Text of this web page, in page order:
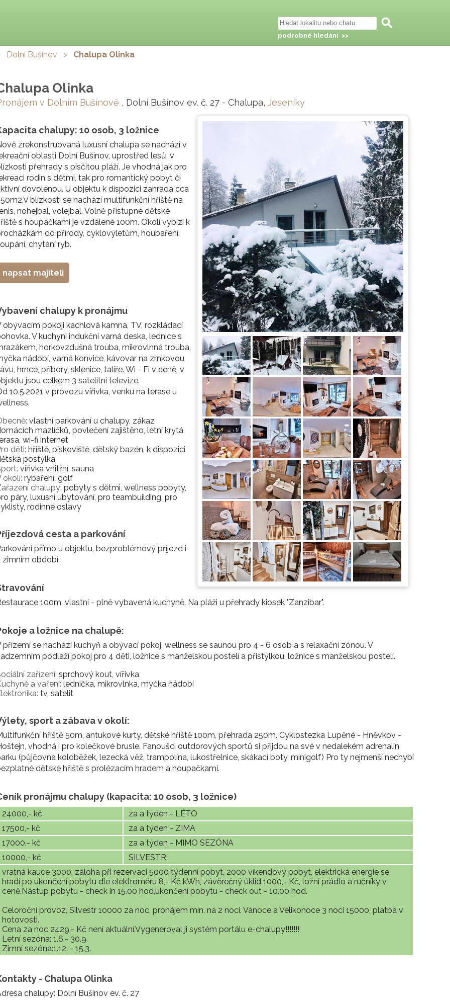
Dolní Bušínov > Chalupa Olinka
Olinka
v Dolním Bušínově , Dolní Bušínov ev. č. 27 - Chalupa, Jeseníky
chalupy: 10 osob, 3 ložnice
zrekonstruovaná luxusní chalupa se nachází v
oblasti Dolní Bušínov, uprostřed lesů, v
přehrady s písčitou pláží. Je vhodná jak pro
rodin s dětmi, tak pro romantický pobyt či
dovolenou. U objektu k dispozici zahrada cca
blízkosti se nachází multifunkční hřiště na
nohejbal, volejbal. Volně přístupné dětské
s houpačkami je vzdálené 100m. Okolí vybízí k
do přírody, cyklovýletům, houbaření,
chytání ryb.
napsat majiteli
chalupy k pronájmu
obývacím pokoji kachlová kamna, TV, rozkládací
V kuchyni indukční varná deska, lednice s
horkovzdušná trouba, mikrovlnná trouba,
nádobí, varná konvice, kávovar na zrnkovou
hrnce, příbory, sklenice, talíře. Wi - Fi v ceně, v
jsou celkem 3 satelitní televize.
10.5.2021 v provozu vířivka, venku na terase u
vlastní parkování u chalupy, zákaz
mazlíčků, povlečení zajištěno, letní krytá
wi-fi internet
děti: hřiště, pískoviště, dětský bazén, k dispozici
postýlka
vířivka vnitřní, sauna
okolí: rybaření, golf
chalupy: pobyty s dětmi, wellness pobyty,
páry, luxusní ubytování, pro teambuilding, pro
rodinné oslavy
cesta a parkování
přímo u objektu, bezproblémový příjezd i
zimním období.
100m, vlastní - plně vybavená kuchyně. Na pláži u přehrady kiosek "Zanzibar".
a ložnice na chalupě:
přízemí se nachází kuchyň a obývací pokoj, wellness se saunou pro 4 - 6 osob a s relaxační zónou. V
podlaží pokoj pro 4 děti, ložnice s manželskou postelí a přistýlkou, ložnice s manželskou postelí.
zařízení: sprchový kout, vířivka
a vaření: lednička, mikrovlnka, myčka nádobí
tv, satelit
sport a zábava v okolí:
hřiště 50m, antukové kurty, dětské hřiště 100m, přehrada 250m. Cyklostezka Lupěné - Hněvkov -
vhodná i pro kolečkové brusle. Fanoušci outdorových sportů si přijdou na své v nedalekém adrenalin
(půjčovna koloběžek, lezecká věž, trampolína, lukostřelnice, skákací boty, minigolf) Pro ty nejmenší nechybí
dětské hřiště s prolézacím hradem a houpačkami.
pronájmu chalupy (kapacita: 10 osob, 3 ložnice)
24000,- kč
za a týden - LÉTO
17500,- kč
za a týden - ZIMA
17000,- kč
za a týden - MIMO SEZÓNA
10000,- kč
SILVESTR:
vratná kauce 3000, záloha při rezervaci 5000 týdenní pobyt, 2000 víkendový pobyt, elektrická energie se
hradí po ukončení pobytu dle elektroměru 8,- Kč kWh, závěrečný úklid 1000,- Kč, ložní prádlo a ručníky v
ceně.Nástup pobytu - check in 15.00 hod,ukončení pobytu - check out - 10.00 hod.
Celoroční provoz, Silvestr 10000 za noc, pronájem min. na 2 noci. Vánoce a Velikonoce 3 noci 15000, platba v
hotovosti.
Cena za noc 2429,- Kč není aktuální.Vygeneroval ji systém portálu e-chalupy!!!!!!!
Letní sezóna: 1.6.- 30.9.
Zimní sezóna:1.12. - 15.3.
- Chalupa Olinka
chalupy: Dolní Bušínov ev. č. 27
podrobné hledání >>